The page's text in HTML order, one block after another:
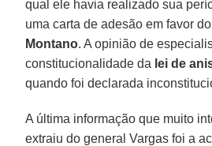
qual ele havia realizado sua
uma carta de adesão em favor
Montano. A opinião de
constitucionalidade da lei de
quando foi declarada
A última informação que muito
extraiu do general Vargas foi a